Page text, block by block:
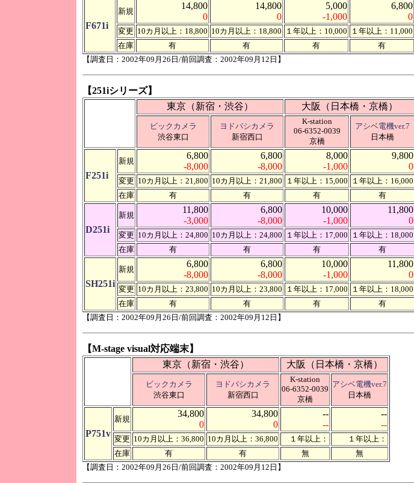
F671i
新規
14,800
0
14,800
0
5,000
-1,000
6,800
0
変更 10カ月以上：18,800 10カ月以上：18,800 １年以上：10,000
１年以上：11,000
在庫
有 有 有
有
【調査日：2002年09月26日/前回調査：2002年09月12日】
【251iシリーズ】
東京（新宿・渋谷）
大阪（日本橋・京橋）
ビックカメラ
渋谷東口
ヨドバシカメラ
新宿西口
K-station
06-6352-0039
京橋
アシベ電機ver.7
日本橋
F251i
新規
6,800
-8,000
6,800
-8,000
8,000
-1,000
9,800
0
変更 10カ月以上：21,800 10カ月以上：21,800 １年以上：15,000
１年以上：16,000
在庫
有 有 有 有
D251i
新規
11,800
-3,000
6,800
-8,000
10,000
-1,000
11,800
0
変更 10カ月以上：24,800 10カ月以上：24,800 １年以上：17,000
１年以上：18,000
在庫
有 有 有 有
SH251i
新規
6,800
-8,000
6,800
-8,000
10,000
-1,000
11,800
0
変更 10カ月以上：23,800 10カ月以上：23,800 １年以上：17,000
１年以上：18,000
在庫
有 有 有
有
【調査日：2002年09月26日/前回調査：2002年09月12日】
【M-stage visual対応端末】
東京（新宿・渋谷）
大阪（日本橋・京橋）
ビックカメラ
渋谷東口
ヨドバシカメラ
新宿西口
K-station
06-6352-0039
京橋
アシベ電機ver.7
日本橋
P751v
新規
34,800
0
34,800
0
--
--
--
--
変更 10カ月以上：36,800 10カ月以上：36,800 １年以上：
１年以上：
在庫
有 有 無
無
【調査日：2002年09月26日/前回調査：2002年09月12日】